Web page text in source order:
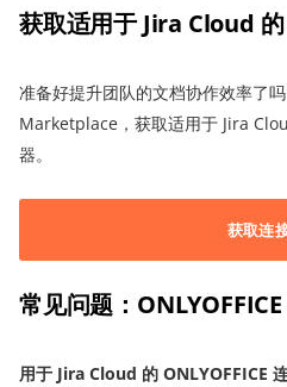
获取适用于 Jira Cloud
准备好提升团队的文档协作效率了
Marketplace，获取适用于 Jira
器。
获取连
常见问题：
用于 Jira Cloud 的 ONLYOFFICE